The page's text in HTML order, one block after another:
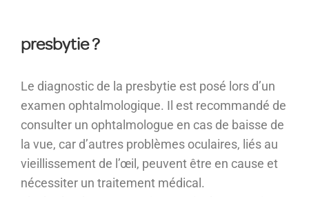
presbytie ?
Le diagnostic de la presbytie est posé lors d’un
examen ophtalmologique. Il est recommandé de
consulter un ophtalmologue en cas de baisse de
la vue, car d’autres problèmes oculaires, liés au
vieillissement de l’œil, peuvent être en cause et
nécessiter un traitement médical.